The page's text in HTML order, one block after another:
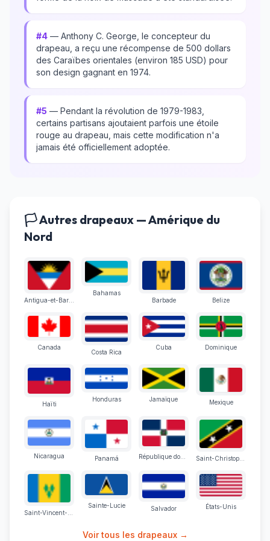
#4 — Anthony C. George, le concepteur du
drapeau, a reçu une récompense de 500 dollars
des Caraïbes orientales (environ 185 USD) pour
son design gagnant en 1974.
#5 — Pendant la révolution de 1979-1983,
certains partisans ajoutaient parfois une étoile
rouge au drapeau, mais cette modification n'a
jamais été officiellement adoptée.
🏳️ Autres drapeaux — Amérique du
Nord
Bahamas
Barbade
Belize
Canada
Costa Rica
Cuba Dominique
Haïti
Honduras Jamaïque Mexique
Nicaragua Panamá
Sainte-Lucie Salvador États-Unis
Voir tous les drapeaux →